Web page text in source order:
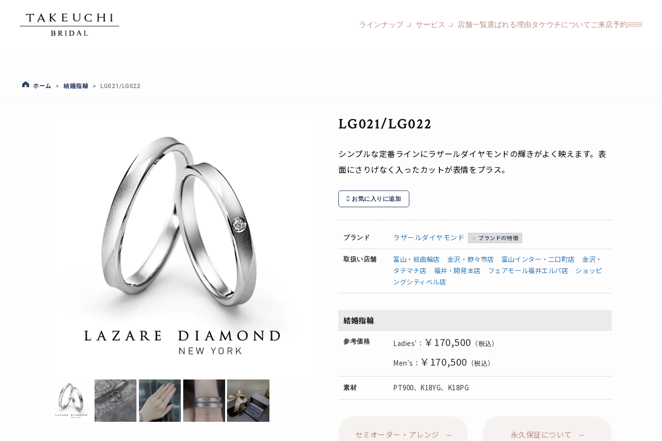
ラインナップ サービス 店舗一覧選ばれる理由タケウチについて ご来店予約
ホーム > 結婚指輪 > LG021/LG022
LG021/LG022
シンプルな定番ラインにラザールダイヤモンドの輝きがよく映えます。表
面にさりげなく入ったカットが表情をプラス。
お気に入りに追加
ブランド ラザールダイヤモンド ブランドの特徴
取扱い店舗 富山・総曲輪店 金沢・野々市店 富山インター・二口町店
金沢・
タテマチ店
福井・開発本店 フェアモール福井エルパ店
ショッピ
ングシティベル店
結婚指輪
参考価格 Ladies'： ￥170,500 （税込）
Men's： ￥170,500 （税込）
素材 PT900、K18YG、K18PG
セミオーダー・アレンジ 永久保証について